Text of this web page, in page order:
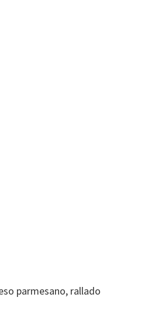
parmesano, rallado